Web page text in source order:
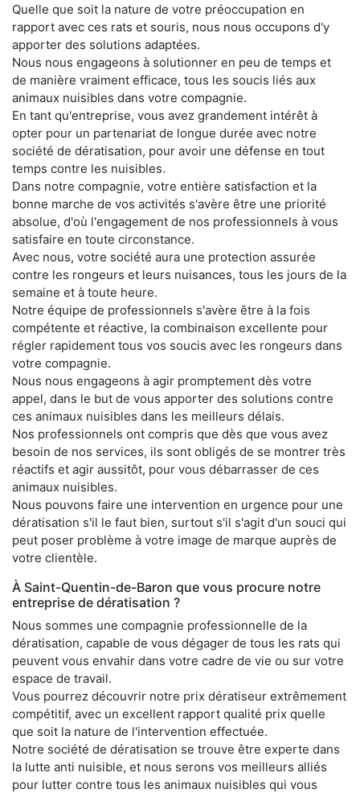
Quelle que soit la nature de votre préoccupation en
rapport avec ces rats et souris, nous nous occupons d'y
apporter des solutions adaptées.
Nous nous engageons à solutionner en peu de temps et
de manière vraiment efficace, tous les soucis liés aux
animaux nuisibles dans votre compagnie.
En tant qu'entreprise, vous avez grandement intérêt à
opter pour un partenariat de longue durée avec notre
société de dératisation, pour avoir une défense en tout
temps contre les nuisibles.
Dans notre compagnie, votre entière satisfaction et la
bonne marche de vos activités s'avère être une priorité
absolue, d'où l'engagement de nos professionnels à vous
satisfaire en toute circonstance.
Avec nous, votre société aura une protection assurée
contre les rongeurs et leurs nuisances, tous les jours de la
semaine et à toute heure.
Notre équipe de professionnels s'avère être à la fois
compétente et réactive, la combinaison excellente pour
régler rapidement tous vos soucis avec les rongeurs dans
votre compagnie.
Nous nous engageons à agir promptement dès votre
appel, dans le but de vous apporter des solutions contre
ces animaux nuisibles dans les meilleurs délais.
Nos professionnels ont compris que dès que vous avez
besoin de nos services, ils sont obligés de se montrer très
réactifs et agir aussitôt, pour vous débarrasser de ces
animaux nuisibles.
Nous pouvons faire une intervention en urgence pour une
dératisation s'il le faut bien, surtout s'il s'agit d'un souci qui
peut poser problème à votre image de marque auprès de
votre clientèle.
À Saint-Quentin-de-Baron que vous procure notre
entreprise de dératisation ?
Nous sommes une compagnie professionnelle de la
dératisation, capable de vous dégager de tous les rats qui
peuvent vous envahir dans votre cadre de vie ou sur votre
espace de travail.
Vous pourrez découvrir notre prix dératiseur extrêmement
compétitif, avec un excellent rapport qualité prix quelle
que soit la nature de l'intervention effectuée.
Notre société de dératisation se trouve être experte dans
la lutte anti nuisible, et nous serons vos meilleurs alliés
pour lutter contre tous les animaux nuisibles qui vous